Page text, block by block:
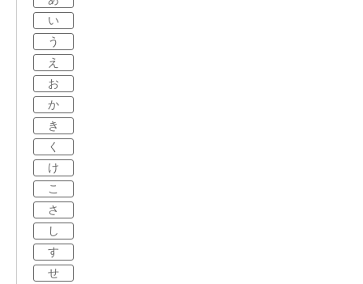
い
う
え
お
か
き
く
け
こ
さ
し
す
せ